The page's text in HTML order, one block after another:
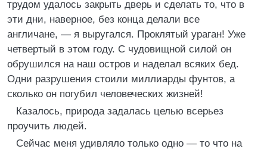
трудом удалось закрыть дверь и сделать то, что в
эти дни, наверное, без конца делали все
англичане, — я выругался. Проклятый ураган! Уже
четвертый в этом году. С чудовищной силой он
обрушился на наш остров и наделал всяких бед.
Одни разрушения стоили миллиарды фунтов, а
сколько он погубил человеческих жизней!
Казалось, природа задалась целью всерьез
проучить людей.
Сейчас меня удивляло только одно — то что на